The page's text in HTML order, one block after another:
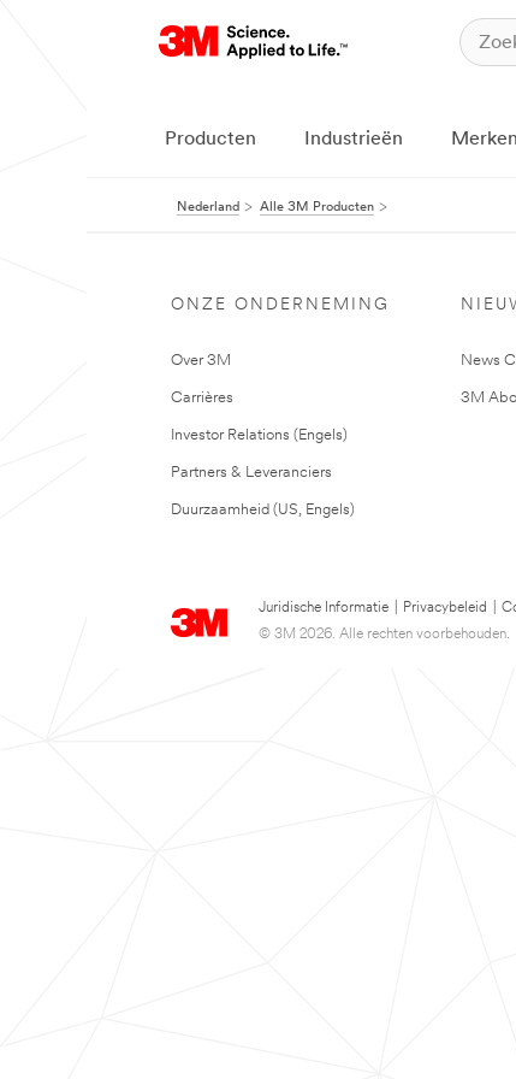
Producten Industrieën Merken
Nederland Alle 3M Producten
ONZE ONDERNEMING
Over 3M
Carrières
Investor Relations (Engels)
Partners & Leveranciers
Duurzaamheid (US, Engels)
News
3M
Juridische Informatie Privacybeleid
© 3M 2026. Alle rechten voorbehouden.